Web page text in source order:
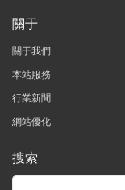
關于
關于我們
本站服務
行業新聞
網站優化
搜索